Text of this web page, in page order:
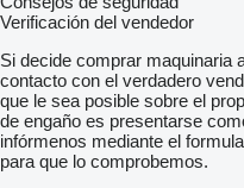
Verificación del vendedor
Si decide comprar maquinaria
contacto con el verdadero
que le sea posible sobre el
de engaño es presentarse
infórmenos mediante el
para que lo comprobemos.